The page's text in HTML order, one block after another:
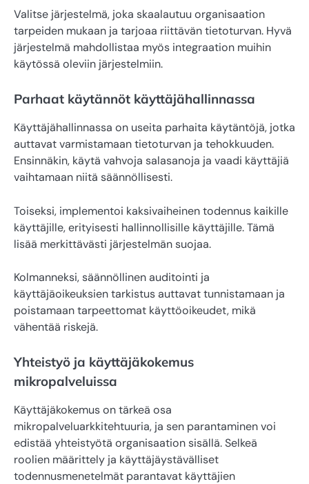
Valitse järjestelmä, joka skaalautuu organisaation
tarpeiden mukaan ja tarjoaa riittävän tietoturvan. Hyvä
järjestelmä mahdollistaa myös integraation muihin
käytössä oleviin järjestelmiin.
Parhaat käytännöt käyttäjähallinnassa
Käyttäjähallinnassa on useita parhaita käytäntöjä, jotka
auttavat varmistamaan tietoturvan ja tehokkuuden.
Ensinnäkin, käytä vahvoja salasanoja ja vaadi käyttäjiä
vaihtamaan niitä säännöllisesti.
Toiseksi, implementoi kaksivaiheinen todennus kaikille
käyttäjille, erityisesti hallinnollisille käyttäjille. Tämä
lisää merkittävästi järjestelmän suojaa.
Kolmanneksi, säännöllinen auditointi ja
käyttäjäoikeuksien tarkistus auttavat tunnistamaan ja
poistamaan tarpeettomat käyttöoikeudet, mikä
vähentää riskejä.
Yhteistyö ja käyttäjäkokemus
mikropalveluissa
Käyttäjäkokemus on tärkeä osa
mikropalveluarkkitehtuuria, ja sen parantaminen voi
edistää yhteistyötä organisaation sisällä. Selkeä
roolien määrittely ja käyttäjäystävälliset
todennusmenetelmät parantavat käyttäjien